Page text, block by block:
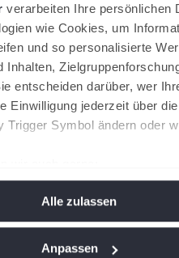
verarbeiten Ihre persönlichen
wie Cookies, um
und so personalisierte
Inhalten,
entscheiden darüber, wer
Einwilligung jederzeit über
Symbol ändern oder
Scannen nach bestimmten
Alle zulassen
Anpassen
und Rom-Champion